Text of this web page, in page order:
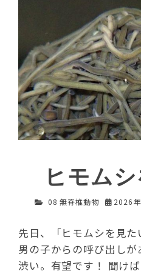
ヒモム
08 無脊椎動物 2026
先日、「ヒモムシを見
男の子からの呼び出し
渋い。有望です！ 聞け